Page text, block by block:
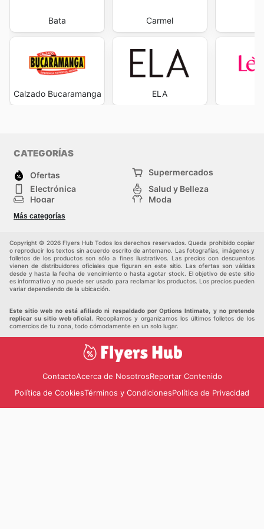
Bata
Calzado Bucaramanga
Carmel
ELA
CATEGORÍAS
Ofertas
Supermercados
Electrónica
Salud y Belleza
Hogar
Moda
Herramientas y jardinería
Infancia
Más categorías
Copyright © 2026 Flyers Hub Todos los derechos reservados. Queda prohibido copiar
o reproducir los textos sin acuerdo escrito de antemano. Las fotografías, imágenes y
folletos de los productos son sólo a fines ilustrativos. Las precios con descuentos
vienen de distribuidores oficiales que figuran en este sitio. Las ofertas son válidas
desde y hasta la fecha de vencimiento o hasta agotar stock. El objetivo de este sitio
es informativo y no puede ser usado para reclamar los productos. Los precios pueden
variar dependiendo de la ubicación.
Este sitio web no está afiliado ni respaldado por Options Intimate, y no pretende
replicar su sitio web oficial. Recopilamos y organizamos los últimos folletos de los
comercios de tu zona, todo cómodamente en un solo lugar.
ContactoAcerca de NosotrosReportar Contenido
Política de CookiesTérminos y CondicionesPolítica de Privacidad